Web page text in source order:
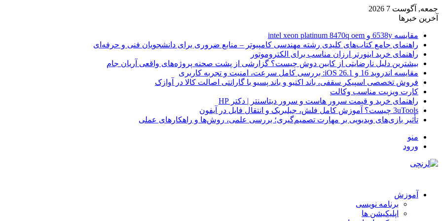
جمعه, آگوست 7 2026
آخرین خبرها
مقایسه 6538y و intel xeon platinum 8470q oem
راهنمای جامع کتاب‌های کلیدی رشته مهندسی کامپیوتر – منابع ضروری برای دانشجویان فنی و حرفه‌ای
راهنمای خرید اینورتر ارزان مناسب برای الکتروموتور
بیشترین دلیل نارضایتی از کابین دوش چیست؟ گزارشی از پشت صحنه پروژه‌های واقعی آریان جام
مقایسه اندروید 16 و iOS 26.1: بررسی کامل سرعت، امنیت و تجربه کاربری
فروش تخصصی اسپیکر سقفی، باند اکتیو و باند پسیو با گارانتی اصالت کالا در آوازک
کارت ویزیت مناسب وکالت
راهنمای خرید و قیمت سرور هاست و سرور دیتاسنتر | دکتر HP
3uTools چیست؟ آموزش کامل فلش، جیلبریک و انتقال فایل در آیفون
تأثیر بازی‌های ویدیویی بر مهارت تصمیم‌گیری؛ بررسی علمی، روش‌ها و راهکارهای عملی
منو
ورود
آموزش
برنامه نویسی
اپلیکیشن ها